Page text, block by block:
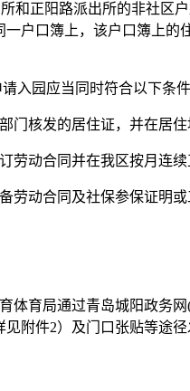
正阳路派出所的非社区户
户口簿上，该户口簿上
园应当同时符合以下条件
核发的居住证，并在居住
动合同并在我区按月连续
动合同及社保参保证明或
育局通过青岛城阳政务网
附件2）及门口张贴等途